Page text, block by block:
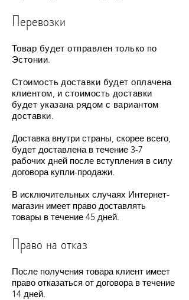
Перевозки
Товар будет отправлен только по
Эстонии.
Стоимость доставки будет оплачена
клиентом, и стоимость доставки
будет указана рядом с вариантом
доставки.
Доставка внутри страны, скорее всего,
будет доставлена в течение 3-7
рабочих дней после вступления в силу
договора купли-продажи.
В исключительных случаях Интернет-
магазин имеет право доставлять
товары в течение 45 дней.
Право на отказ
После получения товара клиент имеет
право отказаться от договора в течение
14 дней.